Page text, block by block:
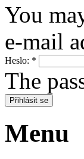
You
e-mail
Heslo: *
The
Menu